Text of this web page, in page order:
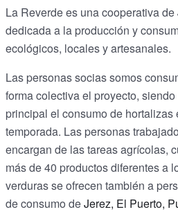
La Reverde es una cooperativa
dedicada a la producción y
ecológicos, locales y artesanales.
Las personas socias somos
forma colectiva el proyecto,
principal el consumo de hortalizas
temporada. Las personas
encargan de las tareas agrícolas,
más de 40 productos diferentes a
verduras se ofrecen también a
de consumo deJerez, El Puerto,